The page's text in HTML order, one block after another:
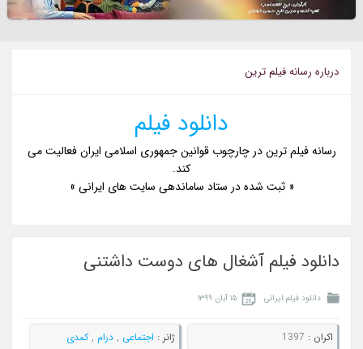
درباره رسانه فيلم ترين
دانلود فیلم
رسانه فیلم ترین در چارچوب قوانین جمهوری اسلامی ایران فعالیت می
کند.
« ثبت شده در ستاد ساماندهی سایت های ایرانی »
دانلود فیلم آشغال های دوست داشتنی
دانلود فیلم ایرانی ۱۵ آبان ۱۳۹۹
اکران : 1397 ژانر : اجتماعی , درام ,کمدی